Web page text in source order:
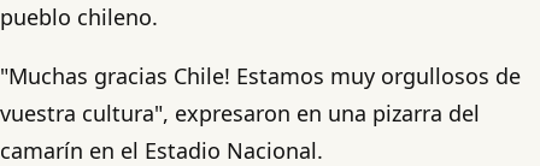
pueblo chileno.
"Muchas gracias Chile! Estamos muy orgullosos de
vuestra cultura", expresaron en una pizarra del
camarín en el Estadio Nacional.